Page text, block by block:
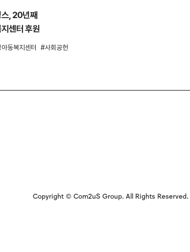
, 20년째
센터 후원
동복지센터 사회공헌
Copyright © Com2uS Group. All Rights Reserved.